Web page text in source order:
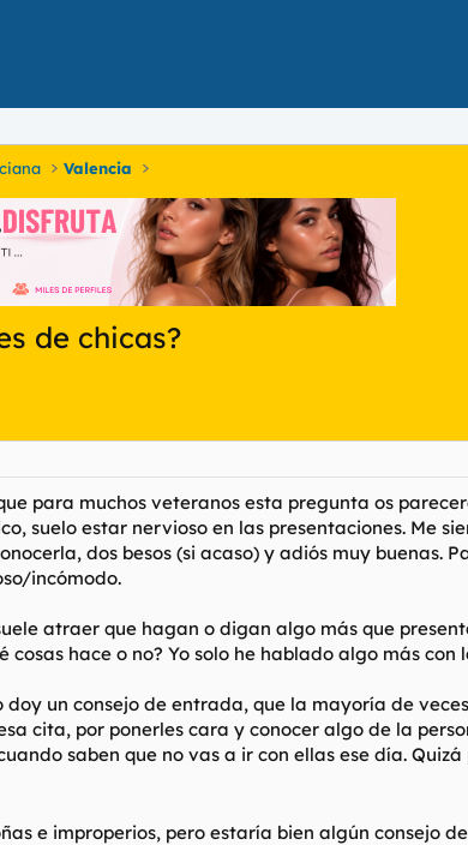
Valencia
de chicas?
para muchos veteranos esta pregunta os
suelo estar nervioso en las presentaciones. Me
dos besos (si acaso) y adiós muy buenas.
incómodo.
atraer que hagan o digan algo más que
hace o no? Yo solo he hablado algo más
doy un consejo de entrada, que la mayoría de
cita, por ponerles cara y conocer algo de la
saben que no vas a ir con ellas ese día.
e improperios, pero estaría bien algún consejo